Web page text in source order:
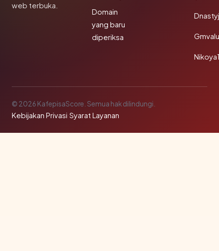
web terbuka.
Domain
yang baru
diperiksa
© 2026 KafepisaScore. Semua hak dilindungi.
Kebijakan Privasi·Syarat Layanan